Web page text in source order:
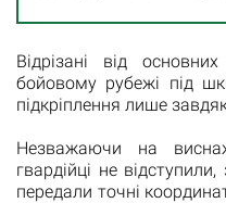
Відрізані від
бойовому рубежі під
підкріплення лише
Незважаючи на
гвардійці не
передали точні